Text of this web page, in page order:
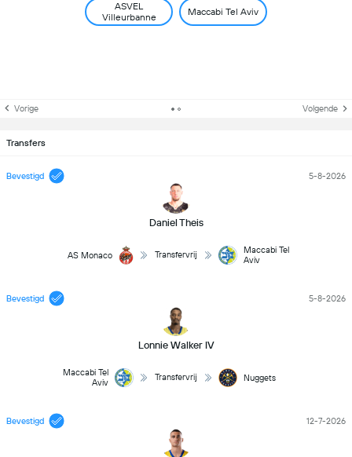
ASVEL
Villeurbanne
Maccabi Tel Aviv
Vorige Volgende
Transfers
Bevestigd
Daniel Theis
5-8-2026
AS Monaco Transfervrij
Maccabi Tel
Aviv
Bevestigd
Lonnie Walker IV
5-8-2026
Maccabi Tel
Aviv
Transfervrij Nuggets
Bevestigd 12-7-2026